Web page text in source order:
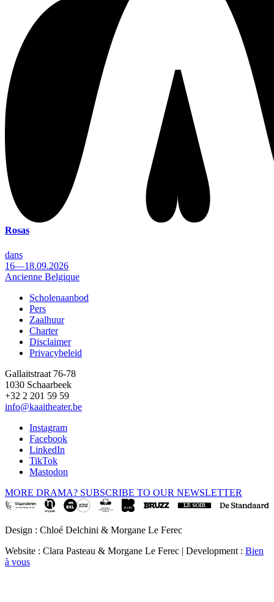
Rosas
dans
16—18.09.2026
Ancienne Belgique
Footer
Scholenaanbod
Pers
Zaalhuur
Charter
Disclaimer
Privacybeleid
Gallaitstraat 76-78
1030 Schaarbeek
+32 2 201 59 59
info@kaaitheater.be
Instagram
Facebook
LinkedIn
TikTok
Mastodon
MORE DRAMA? SUBSCRIBE TO OUR NEWSLETTER
Design : Chloé Delchini & Morgane Le Ferec
Website : Clara Pasteau & Morgane Le Ferec | Development : Bien
à vous